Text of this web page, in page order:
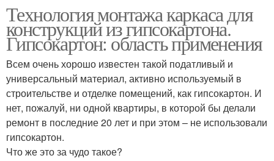
Технология монтажа каркаса для
конструкций из гипсокартона.
Гипсокартон: область применения
Всем очень хорошо известен такой податливый и
универсальный материал, активно используемый в
строительстве и отделке помещений, как гипсокартон. И
нет, пожалуй, ни одной квартиры, в которой бы делали
ремонт в последние 20 лет и при этом – не использовали
гипсокартон.
Что же это за чудо такое?